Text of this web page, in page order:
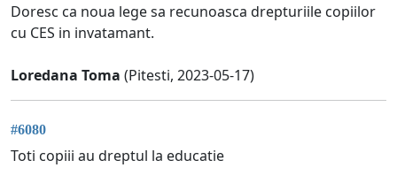
Doresc ca noua lege sa recunoasca drepturiile copiilor
cu CES in invatamant.
Loredana Toma (Pitesti, 2023-05-17)
#6080
Toti copiii au dreptul la educatie